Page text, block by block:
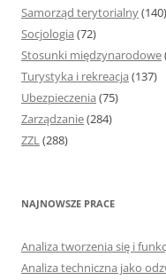
Samorząd terytorialny(140)
Socjologia (72)
Stosunki międzynarodowe
Turystyka i rekreacja (137)
Ubezpieczenia (75)
Zarządzanie(284)
ZZL(288)
NAJNOWSZE PRACE
Analiza tworzenia się i
Analiza techniczna jako